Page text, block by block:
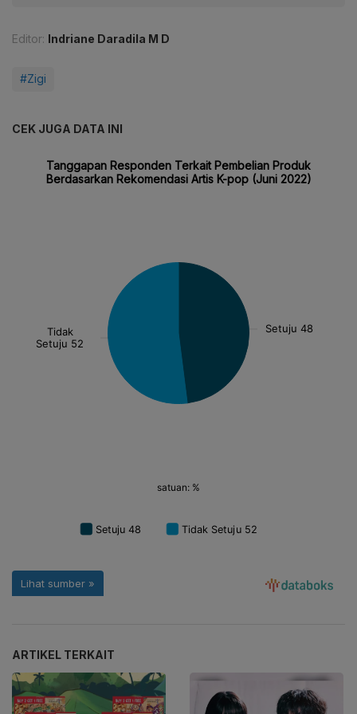
Editor: Indriane Daradila M D
#Zigi
CEK JUGA DATA INI
ARTIKEL TERKAIT